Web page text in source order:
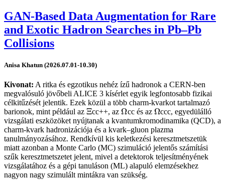
GAN-Based Data Augmentation for Rare
and Exotic Hadron Searches in Pb–Pb
Collisions
Anisa Khatun (2026.07.01-10.30)
Kivonat: A ritka és egzotikus nehéz ízű hadronok a CERN-ben
megvalósuló jövőbeli ALICE 3 kísérlet egyik legfontosabb fizikai
célkitűzését jelentik. Ezek közül a több charm-kvarkot tartalmazó
barionok, mint például az Ξ
Ξcc++, azΩ
Ωcc és az Ω
Ωccc, egyedülálló
vizsgálati eszközöket nyújtanak a kvantumkromodinamika (QCD), a
charm-kvark hadronizációja és a kvark–gluon plazma
tanulmányozásához. Rendkívül kis keletkezési keresztmetszetük
miatt azonban a Monte Carlo (MC) szimuláció jelentős számítási
szűk keresztmetszetet jelent, mivel a detektorok teljesítményének
vizsgálatához és a gépi tanuláson (ML) alapuló elemzésekhez
nagyon nagy szimulált mintákra van szükség.